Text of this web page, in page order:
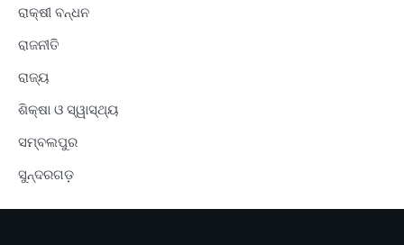
ରାକ୍ଷୀ ବନ୍ଧନ
ରାଜନୀତି
ରାଜ୍ୟ
ଶିକ୍ଷା ଓ ସ୍ୱାସ୍ଥ୍ୟ
ସମ୍ବଲପୁର
ସୁନ୍ଦରଗଡ଼